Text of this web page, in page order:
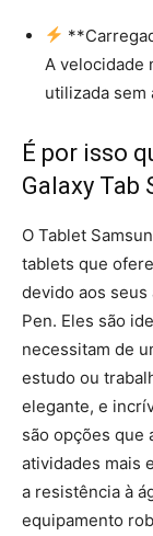
A velocidade
utilizada sem
É por isso
Galaxy Tab
O Tablet
tablets que
devido aos seus
Pen. Eles são
necessitam de
estudo ou
elegante, e
são opções que
atividades mais
a resistência à
equipamento